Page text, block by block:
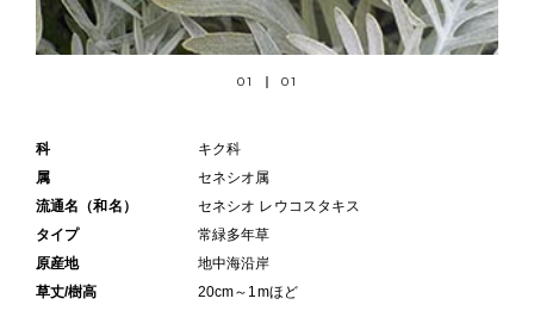
01 01
科
キク科
属
セネシオ属
流通名（和名）
セネシオ レウコスタキス
タイプ
常緑多年草
原産地
地中海沿岸
草丈/樹高
20cm～1mほど